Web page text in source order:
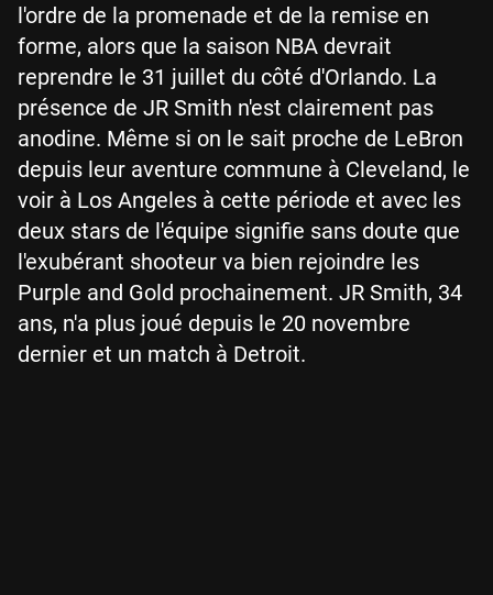
l'ordre de la promenade et de la remise en
forme, alors que la saison NBA devrait
reprendre le 31 juillet du côté d'Orlando. La
présence de JR Smith n'est clairement pas
anodine. Même si on le sait proche de LeBron
depuis leur aventure commune à Cleveland, le
voir à Los Angeles à cette période et avec les
deux stars de l'équipe signifie sans doute que
l'exubérant shooteur va bien rejoindre les
Purple and Gold prochainement. JR Smith, 34
ans, n'a plus joué depuis le 20 novembre
dernier et un match à Detroit.